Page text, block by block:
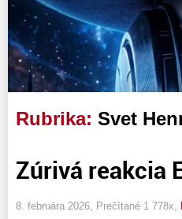
Zoznam blogov
Komerčné blogy
Rubrika: Svet
Zúrivá reakcia
8. februára 2026, Prečítané 1 778x,